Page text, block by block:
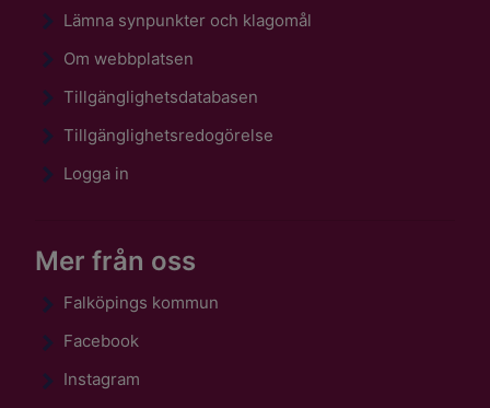
Lämna synpunkter och klagomål
Om webbplatsen
Tillgänglighetsdatabasen
Tillgänglighetsredogörelse
Logga in
Mer från oss
Falköpings kommun
Facebook
Instagram